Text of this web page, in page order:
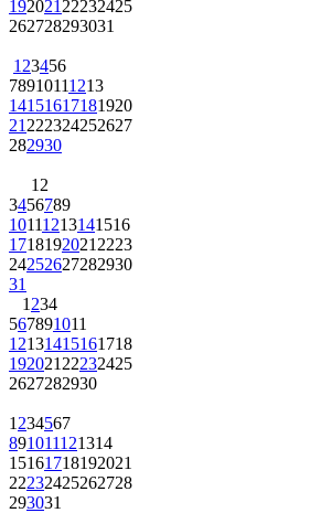
192021 22232425
262728293031
1 23456
78910111213
14151617181920
21 222324252627
282930
1 2
3456789
10111213141516
1718192021 2223
24252627282930
31
1 234
567891011
12131415161718
192021 22232425
2627282930
1 234567
891011121314
15161718192021
22232425262728
293031